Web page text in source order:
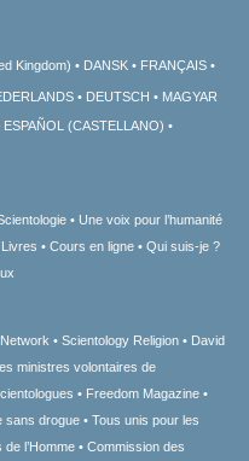
Kingdom) DANSK FRANÇAIS
DEUTSCH
MAGYAR
ESPAÑOL (CASTELLANO)
Une voix pour l’humanité
Livres Cours en ligne
Qui suis-je ?
Scientology Religion
David
ministres volontaires de
Freedom Magazine
sans drogue
Tous unis pour les
l’Homme Commission des